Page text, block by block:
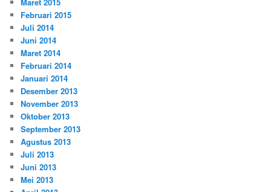
Februari 2015
Juli 2014
Juni 2014
Maret 2014
Februari 2014
Januari 2014
Desember 2013
November 2013
Oktober 2013
September 2013
Agustus 2013
Juli 2013
Juni 2013
Mei 2013